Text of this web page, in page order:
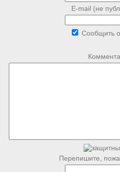
E-mail (не
Сообщить
Перепишите,